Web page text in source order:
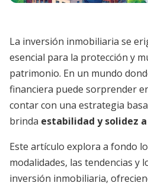
La inversión inmobiliaria se
esencial para la protección y
patrimonio. En un mundo
financiera puede sorprender
contar con una estrategia
brinda estabilidad y solidez
Este artículo explora a fondo
modalidades, las tendencias y
inversión inmobiliaria,